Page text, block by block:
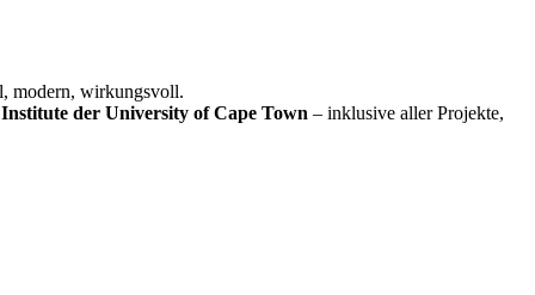
modern, wirkungsvoll.
der University of Cape Town – inklusive aller Projekte,